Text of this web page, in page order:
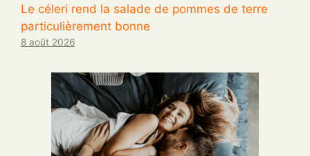
Le céleri rend la salade de pommes de terre
particulièrement bonne
8 août 2026